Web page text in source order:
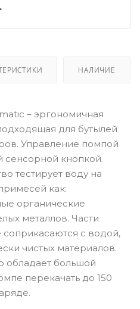
НАЛИЧИЕ
– эргономичная
для бутылей
Управление помпой
сенсорной кнопкой.
тестирует воду на
как:
органические
металлов. Части
с водой,
чистых материалов.
обладает большой
перекачать до 150